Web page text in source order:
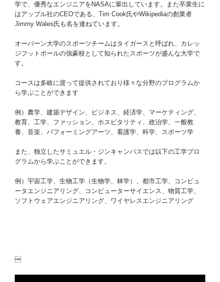
学で、優秀なエンジニアをNASAに輩出しています。また卒業生に
はアップル社のCEOである、Tim Cook氏やWikipediaの創業者
Jimmy Wales氏も名を連ねています。
オーバーン大学のスポーツチームはタイガースと呼ばれ、カレッ
ジフットボールの強豪校として知られたスポーツが盛んな大学で
す。
コースは多岐に渡って提供されており様々な分野のプログラムか
ら学ぶことができます
例）農学、建築デザイン、ビジネス、経済学、マーケティング、
教育、工学、ファッション、ホスピタリティ、政治学、一般教
養、音楽、パフォーミングアーツ、看護学、科学、スポーツ学
また、独立したサミュエル・ジンキャンパスでは以下の工学プロ
グラムから学ぶことができます。
例）宇宙工学、生物工学（生物学、林学）、都市工学、コンピュ
ータエンジニアリング、コンピューターサイエンス、物質工学、
ソフトウェアエンジニアリング、ワイヤレスエンジニアリング
